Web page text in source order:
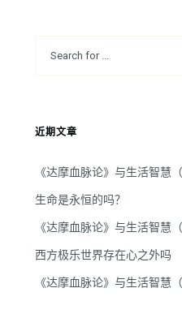
近期文章
《达摩血脉论》与生活智慧（
生命是永恒的吗？
《达摩血脉论》与生活智慧（
西方极乐世界存在心之外吗
《达摩血脉论》与生活智慧（